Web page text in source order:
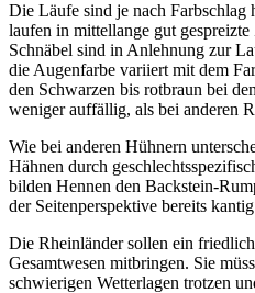
Die Läufe sind je nach Farbschlag
laufen in mittellange gut
Schnäbel sind in Anlehnung zur
die Augenfarbe variiert mit dem
den Schwarzen bis rotbraun bei
weniger auffällig, als bei anderen
Wie bei anderen Hühnern
Hähnen durch
bilden Hennen den Backstein-
der Seitenperspektive bereits
Die Rheinländer sollen ein
Gesamtwesen mitbringen. Sie
schwierigen Wetterlagen trotzen